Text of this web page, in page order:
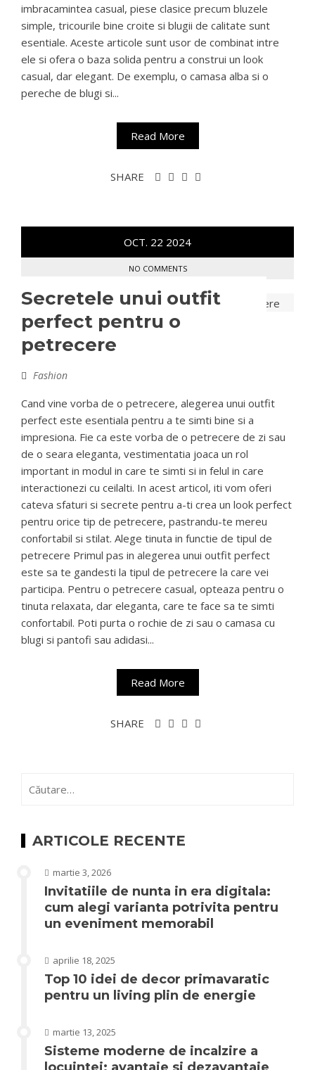
imbracamintea casual, piese clasice precum bluzele
simple, tricourile bine croite si blugii de calitate sunt
esentiale. Aceste articole sunt usor de combinat intre
ele si ofera o baza solida pentru a construi un look
casual, dar elegant. De exemplu, o camasa alba si o
pereche de blugi si...
Read More
SHARE
OCT. 22 2024
NO COMMENTS
Secretele unui outfit
perfect pentru o
petrecere
Fashion
Cand vine vorba de o petrecere, alegerea unui outfit
perfect este esentiala pentru a te simti bine si a
impresiona. Fie ca este vorba de o petrecere de zi sau
de o seara eleganta, vestimentatia joaca un rol
important in modul in care te simti si in felul in care
interactionezi cu ceilalti. In acest articol, iti vom oferi
cateva sfaturi si secrete pentru a-ti crea un look perfect
pentru orice tip de petrecere, pastrandu-te mereu
confortabil si stilat. Alege tinuta in functie de tipul de
petrecere Primul pas in alegerea unui outfit perfect
este sa te gandesti la tipul de petrecere la care vei
participa. Pentru o petrecere casual, opteaza pentru o
tinuta relaxata, dar eleganta, care te face sa te simti
confortabil. Poti purta o rochie de zi sau o camasa cu
blugi si pantofi sau adidasi...
Read More
SHARE
după:
ARTICOLE RECENTE
martie 3, 2026
Invitatiile de nunta in era digitala:
cum alegi varianta potrivita pentru
un eveniment memorabil
aprilie 18, 2025
Top 10 idei de decor primavaratic
pentru un living plin de energie
martie 13, 2025
Sisteme moderne de incalzire a